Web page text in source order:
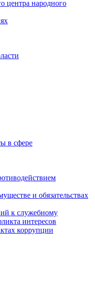
центра народного
в сфере
и обязательствах
к служебному
интересов
коррупции